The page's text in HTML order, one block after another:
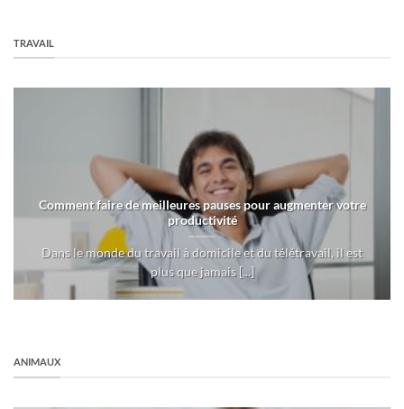
TRAVAIL
Comment faire de meilleures pauses pour augmenter votre
productivité
Dans le monde du travail à domicile et du télétravail, il est
plus que jamais [...]
ANIMAUX